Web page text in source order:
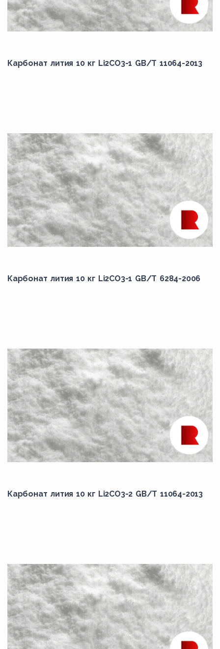
Карбонат лития 10 кг Li2CO3-1 GB/T 11064-2013
Карбонат лития 10 кг Li2CO3-1 GB/T 6284-2006
Карбонат лития 10 кг Li2CO3-2 GB/T 11064-2013